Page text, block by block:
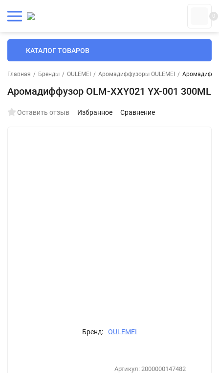
0
КАТАЛОГ ТОВАРОВ
Главная / Бренды / OULEMEI / Аромадиффузоры OULEMEI /
Аромадиффузор OLM-XXY021 YX-001 300ML
Оставить отзыв Избранное Сравнение
Бренд: OULEMEI
Артикул: 2000000147482